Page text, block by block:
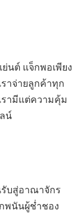
ย่นต์ แจ็กพอเพียง
าจ่ายลูกค้าทุก
รามีแต่ความคุ้ม
น์
บสู่อาณาจักร
พนันผู้ช่ำชอง